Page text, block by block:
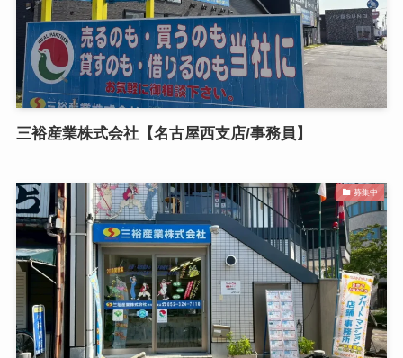
三裕産業株式会社【名古屋西支店/事務員】
募集中